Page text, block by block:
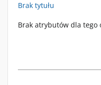
Brak tytułu
Brak atrybutów dla tego